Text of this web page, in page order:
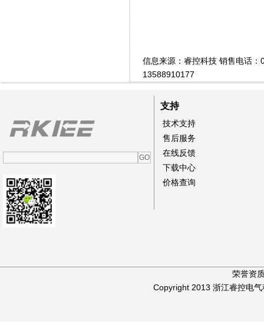
信息来源：睿控科技 销售电话
13588910177
支持
技术支持
售后服务
在线反馈
下载中心
价格查询
荣誉资
Copyright 2013 浙江睿控电